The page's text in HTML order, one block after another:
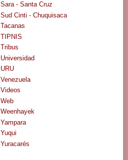
Sara - Santa Cruz
Sud Cinti - Chuquisaca
Tacanas
TIPNIS
Tribus
Universidad
URU
Venezuela
Videos
Web
Weenhayek
Yampara
Yuqui
Yuracarés